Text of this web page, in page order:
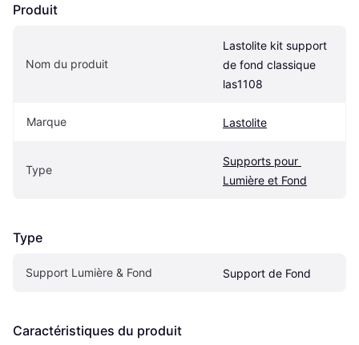
Produit
Nom du produit
Lastolite kit support
de fond classique
las1108
Marque Lastolite
Type
Supports pour
Lumière et Fond
Type
Support Lumière & Fond Support de Fond
Caractéristiques du produit